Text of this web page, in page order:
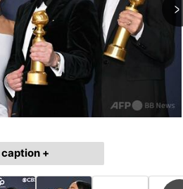
caption +